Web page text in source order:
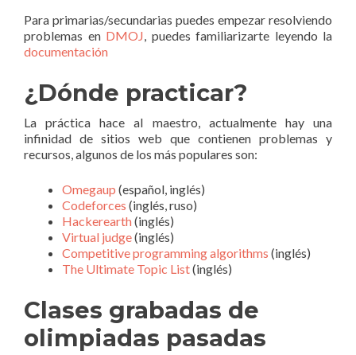
Para primarias/secundarias puedes empezar resolviendo
problemas en DMOJ, puedes familiarizarte leyendo la
documentación
¿Dónde practicar?
La práctica hace al maestro, actualmente hay una
infinidad de sitios web que contienen problemas y
recursos, algunos de los más populares son:
Omegaup (español, inglés)
Codeforces (inglés, ruso)
Hackerearth(inglés)
Virtual judge(inglés)
Competitive programming algorithms (inglés)
The Ultimate Topic List(inglés)
Clases grabadas de
olimpiadas pasadas